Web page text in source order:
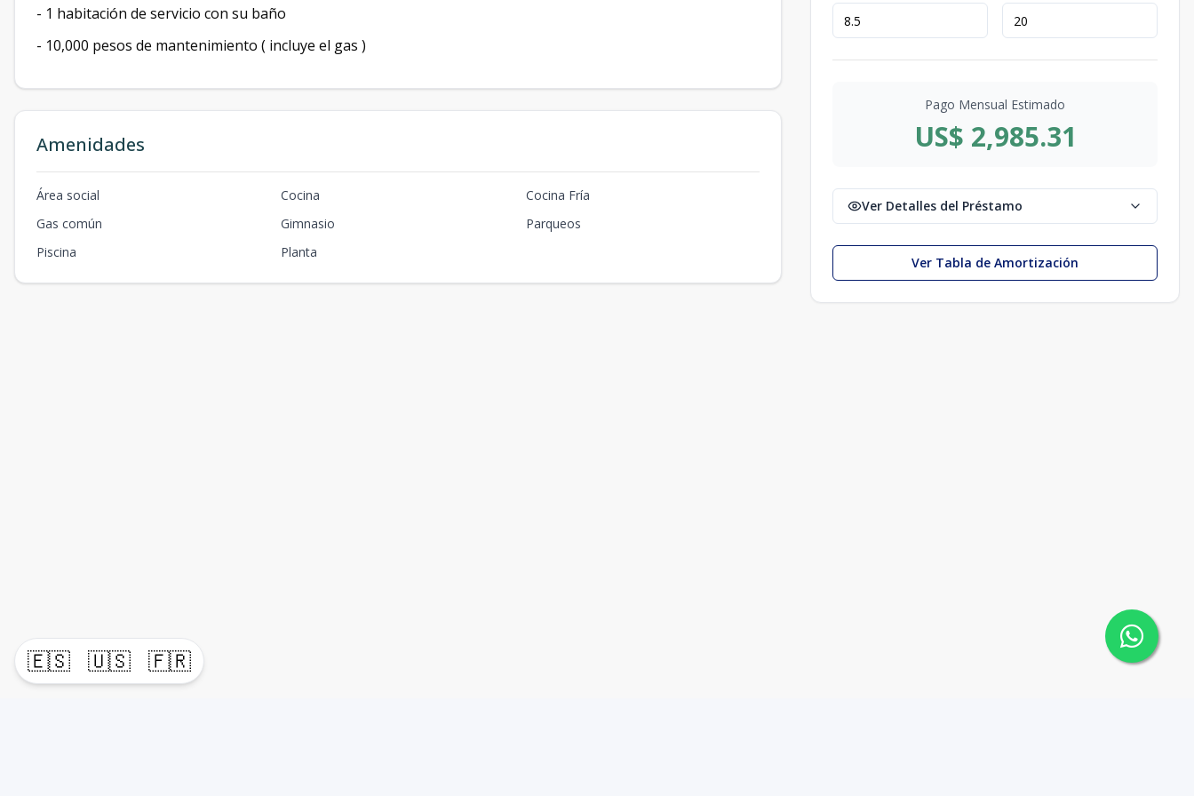
🇪🇸 🇺🇸 🇫🇷
- 1 habitación de servicio con su baño
- 10,000 pesos de mantenimiento ( incluye el gas )
Amenidades
Área social Cocina
Cocina Fría
Gas común
Gimnasio
Parqueos
Piscina
Planta
Pago Mensual Estimado
US$ 2,985.31
Ver Detalles del Préstamo
Ver Tabla de Amortización